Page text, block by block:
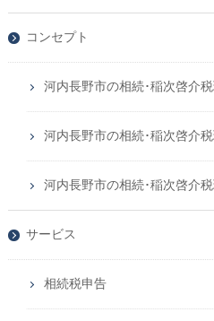
コンセプト
河内長野市の相続･稲次啓介
河内長野市の相続･稲次啓介
河内長野市の相続･稲次啓介
サービス
相続税申告